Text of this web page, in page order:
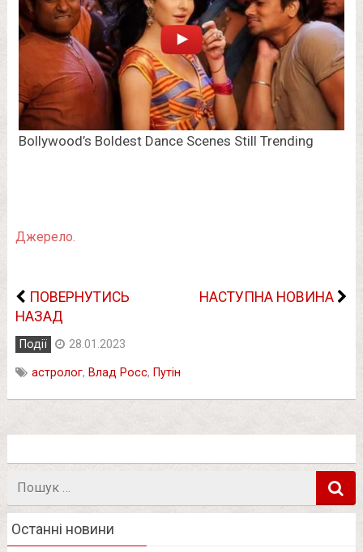
Джерело.
ПОВЕРНУТИСЬ
НАЗАД
НАСТУПНА НОВИНА
Події 28.01.2023
астролог, Влад Росс, Путін
Останні новини